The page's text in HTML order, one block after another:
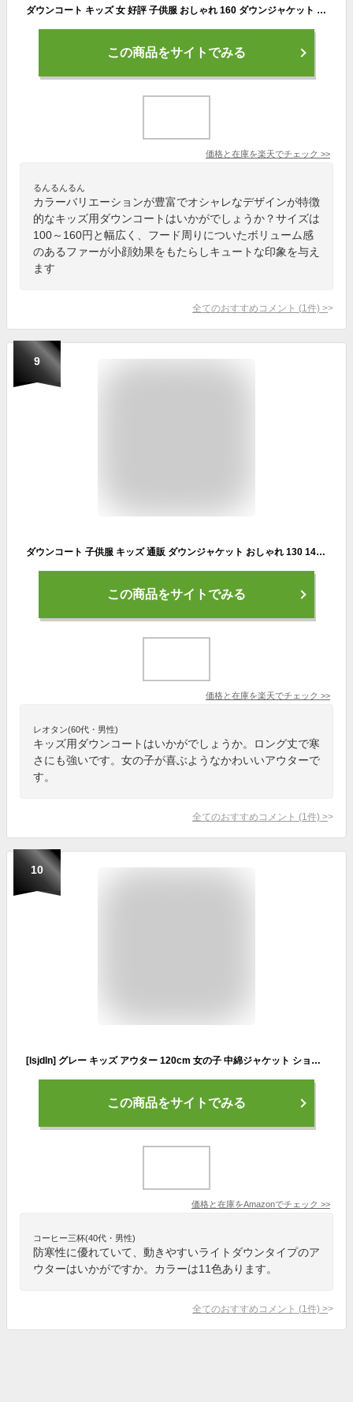
ダウンコート キッズ 女 好評 子供服 おしゃれ 160 ダウンジャケット 男 女の子 アウター 男の子 ダウンジャケット ブラック コート ロング 防寒 ファー 長め 冬用 園児 登園 通学 小学生 かわいい 秋冬 子ども 冬用 中学生 子供服 100cm 110cm 120cm 130cm 140cm 150cm
この商品をサイトでみる
価格と在庫を楽天でチェック >>
るんるんるん
カラーバリエーションが豊富でオシャレなデザインが特徴
的なキッズ用ダウンコートはいかがでしょうか？サイズは
100～160円と幅広く、フード周りについたボリューム感
のあるファーが小顔効果をもたらしキュートな印象を与え
ます
全てのおすすめコメント (1 件) >
9
ダウンコート 子供服 キッズ 通販 ダウンジャケット おしゃれ 130 140 160 女の子 アウター 男の子 ダウンジャケット ブラック コート ロング 防寒 ファー 長め 冬用 園児 登園 通学 小学生 かわいい 秋冬 子ども 冬用 中学生 子供服 100cm 110cm 120cm 150cm
この商品をサイトでみる
価格と在庫を楽天でチェック >>
レオタン(60代・男性)
キッズ用ダウンコートはいかがでしょうか。ロング丈で寒
さにも強いです。女の子が喜ぶようなかわいいアウターで
す。
全てのおすすめコメント (1 件) >
10
[lsjdln] グレー キッズ アウター 120cm 女の子 中綿ジャケット ショートコート 男の子 ダウンジャケット ダウンコート 子ども服 小学生 ジュニア 服 ダウンコート 中綿 アウター ジャケット ショート丈 コート こども かわいい 可愛い おしゃれ オシャレ
この商品をサイトでみる
価格と在庫をAmazonでチェック >>
コーヒー三杯(40代・男性)
防寒性に優れていて、動きやすいライトダウンタイプのア
ウターはいかがですか。カラーは11色あります。
全てのおすすめコメント (1 件) >